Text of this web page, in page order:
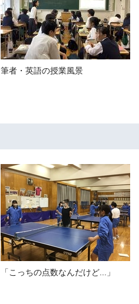
筆者・英語の授業風景
「こっちの点数なんだけど...」